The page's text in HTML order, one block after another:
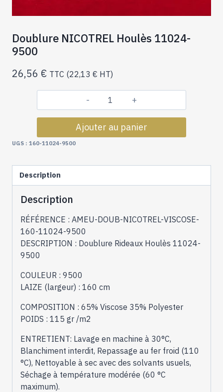
Doublure NICOTREL Houlès 11024-
9500
26,56 € TTC (22,13 € HT)
quantité
de
Doublure
11024-
Ajouter au panier
UGS : 160-11024-9500
Description
Description
RÉFÉRENCE : AMEU-DOUB-NICOTREL-VISCOSE-
160-11024-9500
DESCRIPTION : Doublure Rideaux Houlès 11024-
9500
COULEUR : 9500
LAIZE (largeur) : 160 cm
COMPOSITION : 65% Viscose 35% Polyester
POIDS : 115 gr /m2
ENTRETIENT: Lavage en machine à 30°C,
Blanchiment interdit, Repassage au fer froid (110
°C), Nettoyable à sec avec des solvants usuels,
Séchage à température modérée (60 °C
maximum).